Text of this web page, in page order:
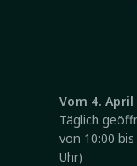
Vom 4.
Täglich
von 10:00
Uhr)